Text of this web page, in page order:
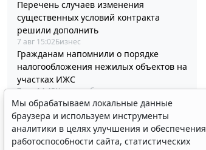
Перечень случаев изменения
существенных условий контракта
решили дополнить
7 авг 15:02Бизнес
Гражданам напомнили о порядке
налогообложения нежилых объектов на
участках ИЖС
7 авг 14:45Налоги и бухучет
Минцифры России не собирается
вводить ограничения на доступ детей в
соцсети
7 авг 14:20Общество
Мы обрабатываем локальные данные
браузера и используем инструменты
аналитики в целях улучшения и обеспечения
работоспособности сайта, статистических